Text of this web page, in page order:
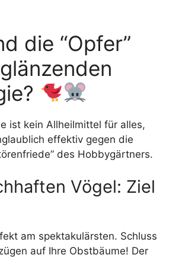
die “Opfer”
ist kein Allheilmittel für alles,
effektiv gegen die
des Hobbygärtners.
Vögel: Ziel
am spektakulärsten. Schluss
auf Ihre Obstbäume! Der